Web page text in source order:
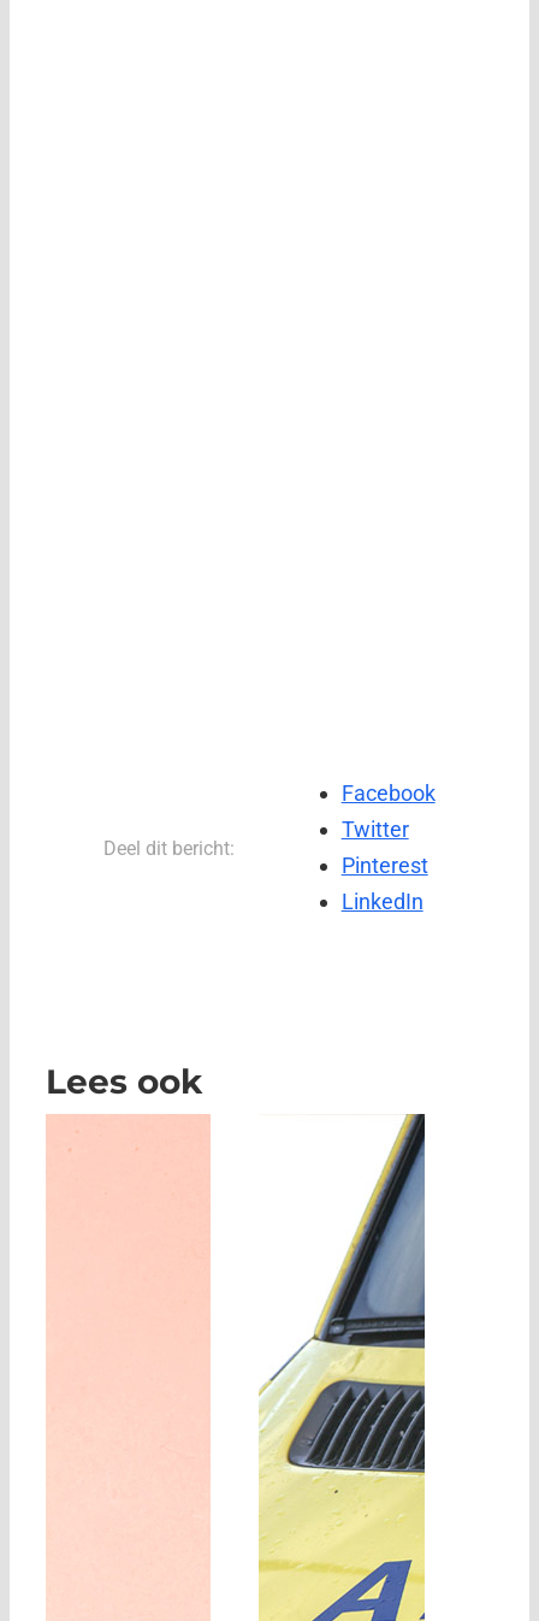
Deel dit bericht:
Facebook
Twitter
Pinterest
LinkedIn
Lees ook